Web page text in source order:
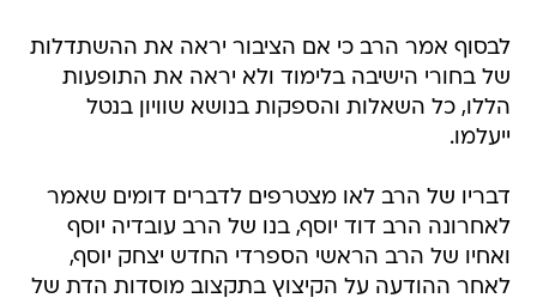
לבסוף אמר הרב כי אם הציבור יראה את ההשתדלות
של בחורי הישיבה בלימוד ולא יראה את התופעות
הללו, כל השאלות והספקות בנושא שוויון בנטל
ייעלמו.
דבריו של הרב לאו מצטרפים לדברים דומים שאמר
לאחרונה הרב דוד יוסף, בנו של הרב עובדיה יוסף
ואחיו של הרב הראשי הספרדי החדש יצחק יוסף,
לאחר ההודעה על הקיצוץ בתקצוב מוסדות הדת של